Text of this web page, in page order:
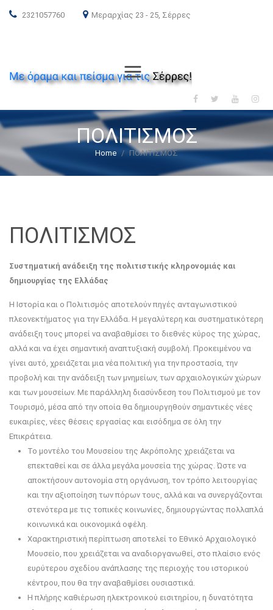
2321057760 Μεραρχίας 23 - 25, Σέρρες
Menu
ΠΟΛΙΤΙΣΜΟΣ
Home / ΠΟΛΙΤΙΣΜΟΣ
ΠΟΛΙΤΙΣΜΟΣ
Συστηματική ανάδειξη της πολιτιστικής κληρονομιάς και
δημιουργίας της Ελλάδας
Η Ιστορία και ο Πολιτισμός αποτελούν πηγές ανταγωνιστικού
πλεονεκτήματος για την Ελλάδα. Η μεγαλύτερη και συστηματικότερη
ανάδειξη τους μπορεί να αναβαθμίσει το διεθνές κύρος της χώρας,
αλλά και να έχει σημαντική αναπτυξιακή συμβολή. Προκειμένου να
γίνει αυτό, χρειάζεται μια νέα πολιτική για την προστασία, την
προβολή και την ανάδειξη των μνημείων, των αρχαιολογικών χώρων
και των μουσείων. Με παράλληλη διασύνδεση του Πολιτισμού με τον
Τουρισμό, μέσα από την οποία θα δημιουργηθούν σημαντικές νέες
ευκαιρίες, νέες θέσεις εργασίας και εισόδημα σε όλη την
Επικράτεια.
Το μοντέλο του Μουσείου της Ακρόπολης χρειάζεται να
επεκταθεί και σε άλλα μεγάλα μουσεία της χώρας. Ώστε να
αποκτήσουν αυτονομία στη οργάνωση, τον τρόπο λειτουργίας
και την αξιοποίηση των πόρων τους, αλλά και να συνεργάζονται
στενότερα με τις τοπικές κοινωνίες, δημιουργώντας πολλαπλά
κοινωνικά και οικονομικά οφέλη.
Χαρακτηριστική περίπτωση αποτελεί το Εθνικό Αρχαιολογικό
Μουσείο, που χρειάζεται να αναδιοργανωθεί, στο πλαίσιο ενός
ευρύτερου σχεδίου ανάπλασης της περιοχής του ιστορικού
κέντρου, που θα την αναβαθμίσει ουσιαστικά.
Η πλήρης καθιέρωση ηλεκτρονικού εισιτηρίου, η δυνατότητα